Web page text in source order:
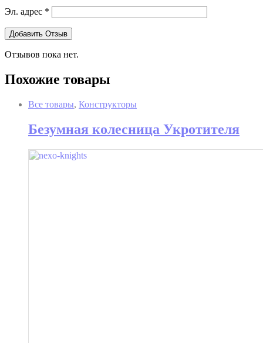
Эл. адрес *
Отзывов пока нет.
Похожие товары
Все товары, Конструкторы
Безумная колесница Укротителя